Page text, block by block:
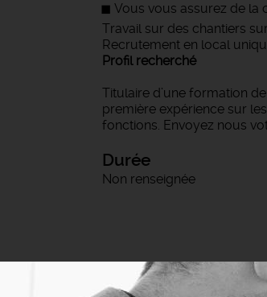
Vous vous assurez de la
Travail sur des chantiers
Recrutement en local
Profil recherché
Titulaire d’une formation
première expérience sur
fonctions. Envoyez nous
Durée
Non renseignée